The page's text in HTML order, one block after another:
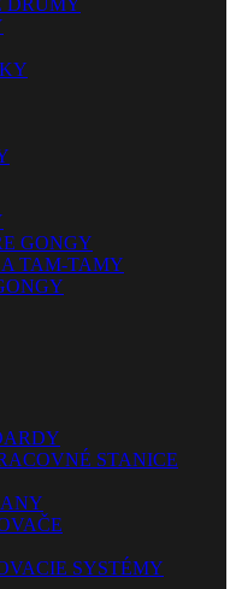
DRUMY
GONGY
TAM-TAMY
STANICE
SYSTÉMY